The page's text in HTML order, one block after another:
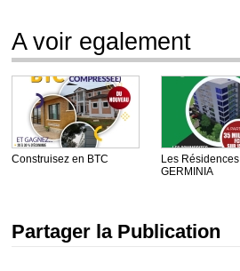
A voir egalement
Construisez en BTC
Les Résidences
GERMINIA
Partager la Publication